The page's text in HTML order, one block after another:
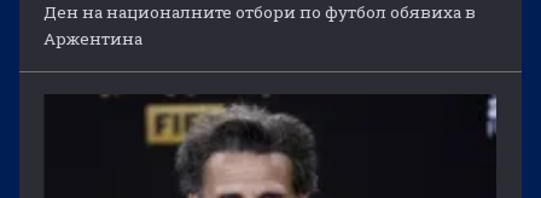
Ден на националните отбори по футбол обявиха в
Аржентина